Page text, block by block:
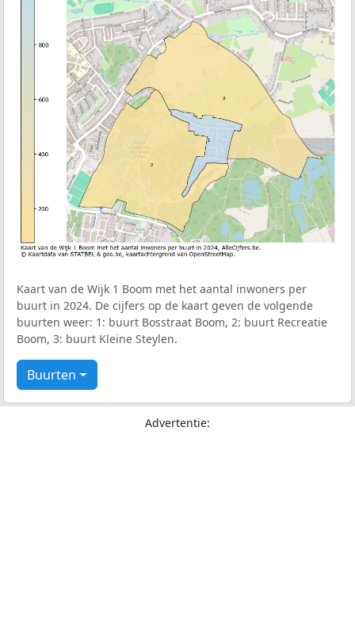
Kaart van de Wijk 1 Boom met het aantal inwoners per
buurt in 2024. De cijfers op de kaart geven de volgende
buurten weer: 1: buurt Bosstraat Boom, 2: buurt Recreatie
Boom, 3: buurt Kleine Steylen.
Buurten
Advertentie: